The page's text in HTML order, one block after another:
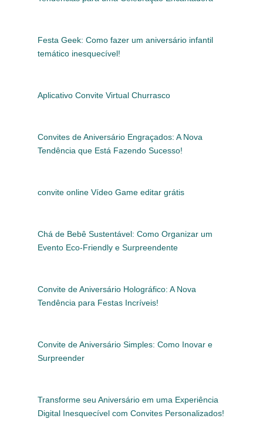
Festa Geek: Como fazer um aniversário infantil
temático inesquecível!
Aplicativo Convite Virtual Churrasco
Convites de Aniversário Engraçados: A Nova
Tendência que Está Fazendo Sucesso!
convite online Vídeo Game editar grátis
Chá de Bebê Sustentável: Como Organizar um
Evento Eco-Friendly e Surpreendente
Convite de Aniversário Holográfico: A Nova
Tendência para Festas Incríveis!
Convite de Aniversário Simples: Como Inovar e
Surpreender
Transforme seu Aniversário em uma Experiência
Digital Inesquecível com Convites Personalizados!